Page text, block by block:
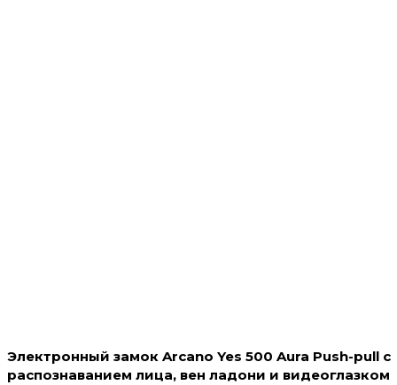
Электронный замок Arcano Yes 500 Aura Push-pull с
распознаванием лица, вен ладони и видеоглазком